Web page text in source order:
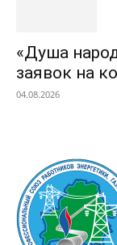
«Душа
заявок на
04.08.2026